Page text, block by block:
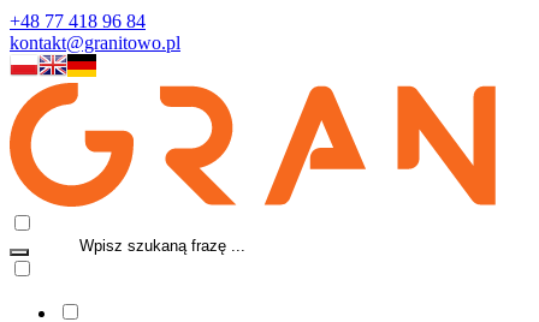
+48 77 418 96 84
kontakt@granitowo.pl